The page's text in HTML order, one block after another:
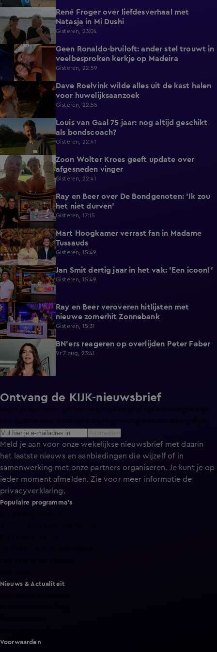
René Froger over liefdesverhaal met
Natasja in Mi Dushi
Gisteren, 23:04
1:01
Geen Ronaldo-bruiloft: ander stel trouwt in
veelbesproken kerkje op Madeira
Gisteren, 22:59
1:37
Dave Roelvink wilde alles uit de kast halen
voor huwelijksaanzoek
Gisteren, 22:55
1:16
Louis van Gaal 75 jaar: nog altijd geschikt
als bondscoach?
Gisteren, 22:41
0:59
Zoon Wolter Kroes geeft update over
afgesneden vinger
Gisteren, 22:41
1:45
Ray en Beer over De Bondgenoten: 'Ik zou
het niet durven'
Gisteren, 17:15
1:59
Mart Hoogkamer verrast fan in Madame
Tussauds
Gisteren, 15:49
7:33 Jan Smit dertig jaar in het vak: 'Een icoon!'
Gisteren, 15:49
4:47
Ray en Beer veroveren hitlijsten met
nieuwe zomerhit Zonnebank
Gisteren, 15:31
BN'ers reageren op overlijden Peter Faber
Vr 7 aug, 23:41
Ontvang de KIJK-nieuwsbrief
Meld je aan voor de nieuwsbrief en blijf op de hoogte van
Meld je aan voor onze wekelijkse nieuwsbrief met daarin
het laatste nieuws en aanbiedingen die wijzelf of in
samenwerking met onze partners organiseren. Je kunt je op
ieder moment afmelden. Zie voor meer informatie de
privacyverklaring.
Populaire programma's
Nieuws & Actualiteit
Voorwaarden